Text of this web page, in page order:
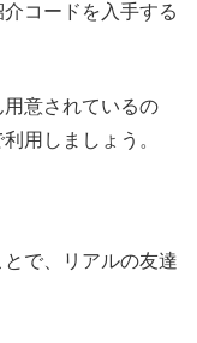
コードを入手する
意されているの
用しましょう。
で、リアルの友達